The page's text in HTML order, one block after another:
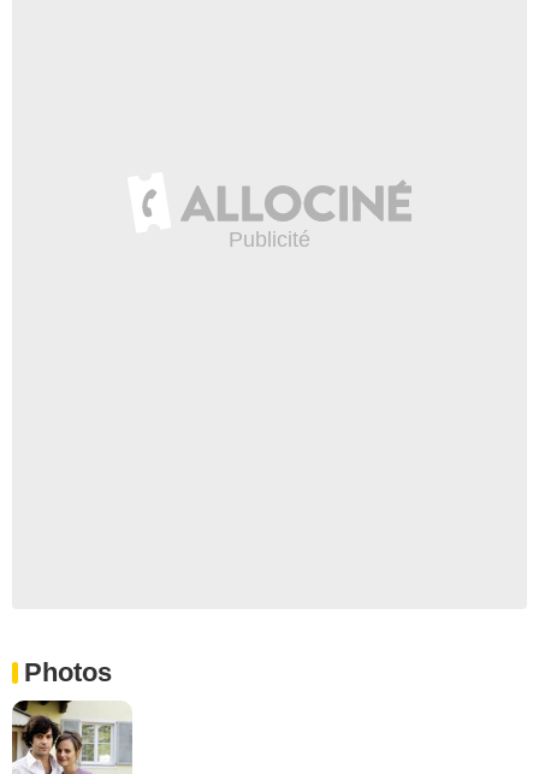
Photos